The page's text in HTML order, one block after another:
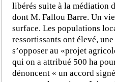
libérés suite à la médiation
dont M. Fallou Barre. Un
surface. Les populations
ressortissants ont élevé,
s’opposer au «projet
qui on a attribué 500 ha
dénoncent « un accord